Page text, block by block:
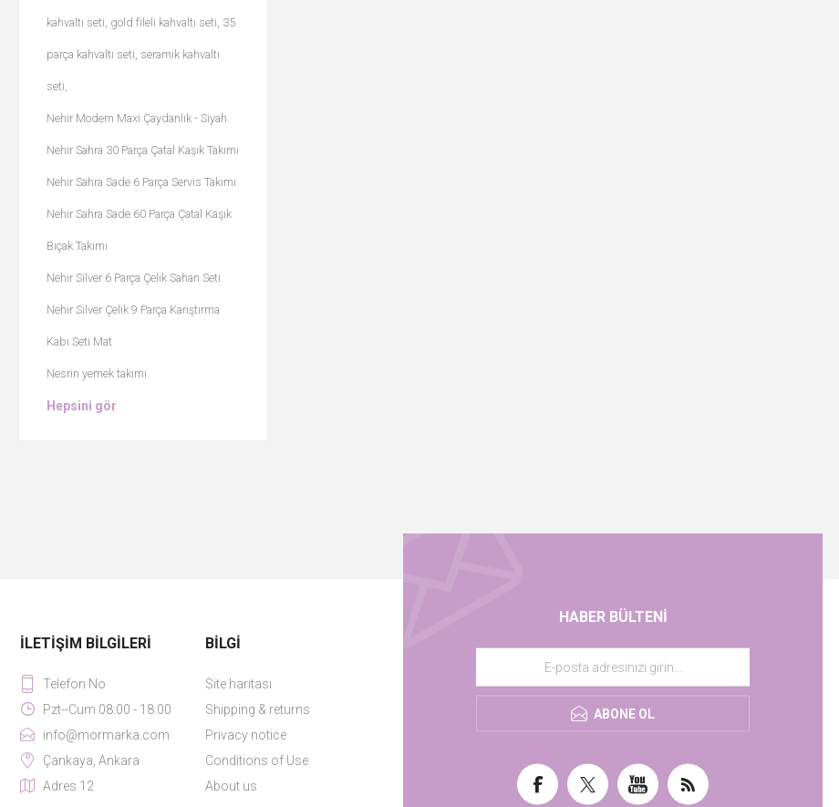
kahvaltı seti, gold fileli kahvaltı seti, 35
parça kahvaltı seti, seramik kahvaltı
seti,
Nehir Modern Maxi Çaydanlık - Siyah
Nehir Sahra 30 Parça Çatal Kaşık Takımı
Nehir Sahra Sade 6 Parça Servis Takımı
Nehir Sahra Sade 60 Parça Çatal Kaşık
Bıçak Takımı
Nehir Silver 6 Parça Çelik Sahan Seti
Nehir Silver Çelik 9 Parça Karıştırma
Kabı Seti Mat
Nesrin yemek takımı
Hepsini gör
HABER BÜLTENI
ABONE OL
İLETIŞIM BILGILERI
Telefon No
Pzt--Cum 08:00 - 18:00
info@mormarka.com
Çankaya, Ankara
Adres 12
BILGI
Site haritası
Shipping & returns
Privacy notice
Conditions of Use
About us